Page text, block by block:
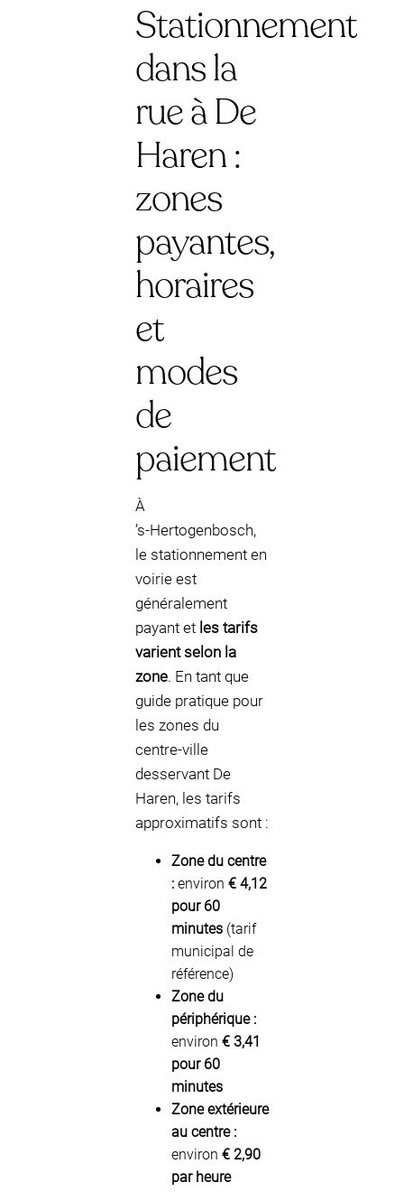
Stationnement
dans la
rue à De
Haren :
zones
payantes,
horaires
et
modes
de
paiement
À
’s‑Hertogenbosch,
le stationnement en
voirie est
généralement
payant et les tarifs
varient selon la
zone. En tant que
guide pratique pour
les zones du
centre-ville
desservant De
Haren, les tarifs
approximatifs sont :
Zone du centre
: environ € 4,12
pour 60
minutes (tarif
municipal de
référence)
Zone du
périphérique :
environ € 3,41
pour 60
minutes
Zone extérieure
au centre :
environ € 2,90
par heure